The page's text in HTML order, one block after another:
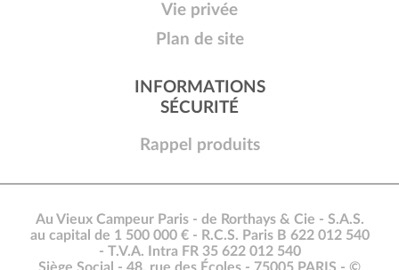
Vie privée
Plan de site
INFORMATIONS
SÉCURITÉ
Rappel produits
Au Vieux Campeur Paris - de Rorthays & Cie - S.A.S.
au capital de 1 500 000 € - R.C.S. Paris B 622 012 540
- T.V.A. Intra FR 35 622 012 540